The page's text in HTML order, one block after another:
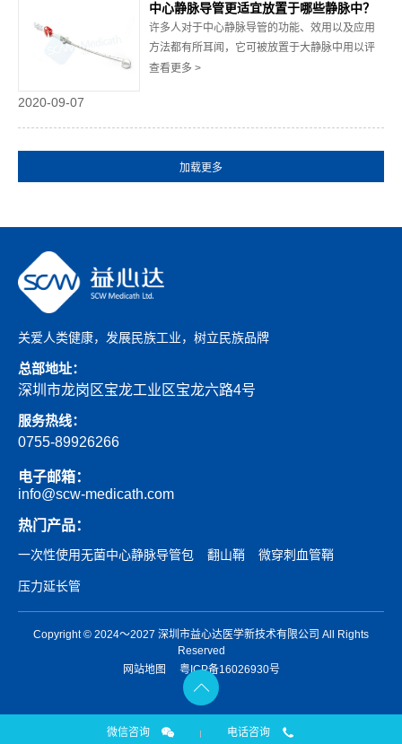
心静脉导管被广泛应用于需要大量快速输血输液...
中心静脉导管更适宜放置于哪些静脉中？
许多人对于中心静脉导管的功能、效用以及应用
方法都有所耳闻，它可被放置于大静脉中用以评
估循环生理参数。市场上服务好,口碑好的中心静
脉中心静脉导管的导管管体材料是采用特殊方法
查看更多 >
2020-09-07
关爱人类健康，发展民族工业，树立民族品牌
总部地址：
深圳市龙岗区宝龙工业区宝龙六路4号
服务热线：
0755-89926266
电子邮箱：
info@scw-medicath.com
热门产品：
一次性使用无菌中心静脉导管包 翻山鞘 微穿刺血管鞘
压力延长管
Copyright © 2024～2027 深圳市益心达医学新技术有限公司 All Rights
Reserved
网站地图
粤ICP备16026930号
微信咨询 电话咨询